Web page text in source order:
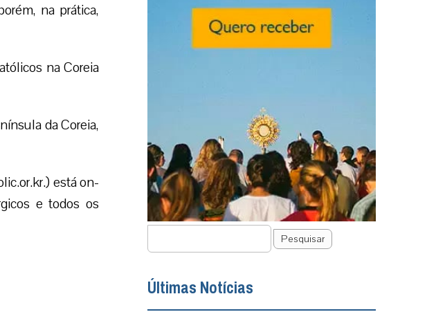
na prática,
na Coreia
da Coreia,
está on-
e todos os
Pesquisar
Últimas Notícias